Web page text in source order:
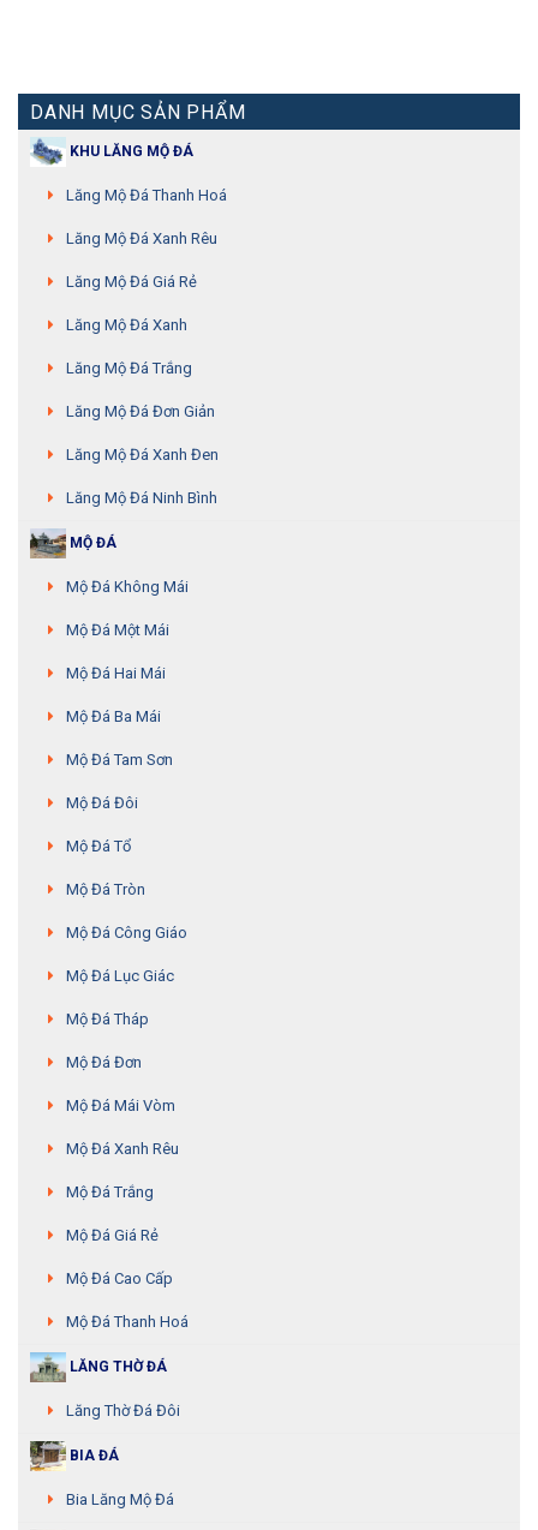
DANH MỤC SẢN PHẨM
KHU LĂNG MỘ ĐÁ
Lăng Mộ Đá Thanh Hoá
Lăng Mộ Đá Xanh Rêu
Lăng Mộ Đá Giá Rẻ
Lăng Mộ Đá Xanh
Lăng Mộ Đá Trắng
Lăng Mộ Đá Đơn Giản
Lăng Mộ Đá Xanh Đen
Lăng Mộ Đá Ninh Bình
MỘ ĐÁ
Mộ Đá Không Mái
Mộ Đá Một Mái
Mộ Đá Hai Mái
Mộ Đá Ba Mái
Mộ Đá Tam Sơn
Mộ Đá Đôi
Mộ Đá Tổ
Mộ Đá Tròn
Mộ Đá Công Giáo
Mộ Đá Lục Giác
Mộ Đá Tháp
Mộ Đá Đơn
Mộ Đá Mái Vòm
Mộ Đá Xanh Rêu
Mộ Đá Trắng
Mộ Đá Giá Rẻ
Mộ Đá Cao Cấp
Mộ Đá Thanh Hoá
LĂNG THỜ ĐÁ
Lăng Thờ Đá Đôi
BIA ĐÁ
Bia Lăng Mộ Đá